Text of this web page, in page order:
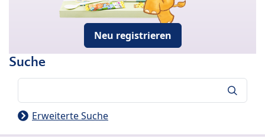
Neu registrieren
Suche
Erweiterte Suche